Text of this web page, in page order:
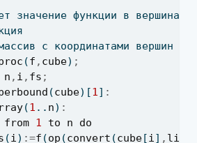
значение функции в вершинах
с координатами вершин
(f , cube) ;
n , i , fs ;
(cube)[1] :
(1 .. n) :
from 1 to n
do
(i) :=f (op (convert (cube [i] , list